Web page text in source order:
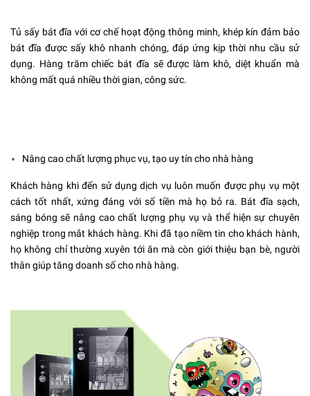
Tủ sấy bát đĩa với cơ chế hoạt động thông minh, khép kín đảm bảo
bát đĩa được sấy khô nhanh chóng, đáp ứng kịp thời nhu cầu sử
dụng. Hàng trăm chiếc bát đĩa sẽ được làm khô, diệt khuẩn mà
không mất quá nhiều thời gian, công sức.
Nâng cao chất lượng phục vụ, tạo uy tín cho nhà hàng
Khách hàng khi đến sử dụng dịch vụ luôn muốn được phụ vụ một
cách tốt nhất, xứng đáng với số tiền mà họ bỏ ra. Bát đĩa sạch,
sáng bóng sẽ nâng cao chất lượng phụ vụ và thể hiện sự chuyên
nghiệp trong mắt khách hàng. Khi đã tạo niềm tin cho khách hành,
họ không chỉ thường xuyên tới ăn mà còn giới thiệu bạn bè, người
thân giúp tăng doanh số cho nhà hàng.